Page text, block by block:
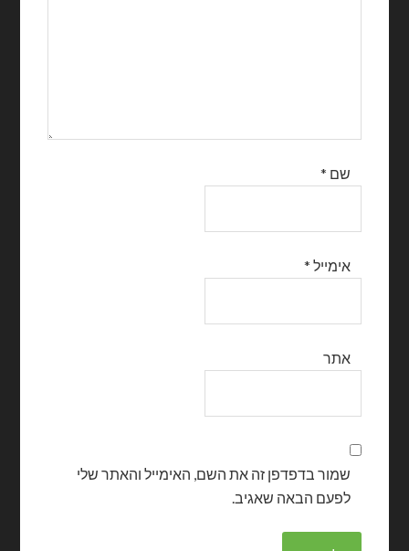
שם*
אימייל*
אתר
שמור בדפדפן זה את השם, האימייל והאתר שלי
לפעם הבאה שאגיב.